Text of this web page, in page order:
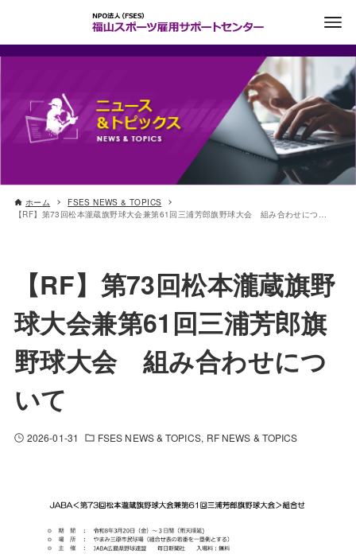
ホーム
FSES NEWS & TOPICS
【RF】第73回松本瀧蔵旗野
球大会兼第61回三浦芳郎旗
野球大会 組み合わせにつ
いて
2026-01-31 FSES NEWS & TOPICS RF NEWS & TOPICS